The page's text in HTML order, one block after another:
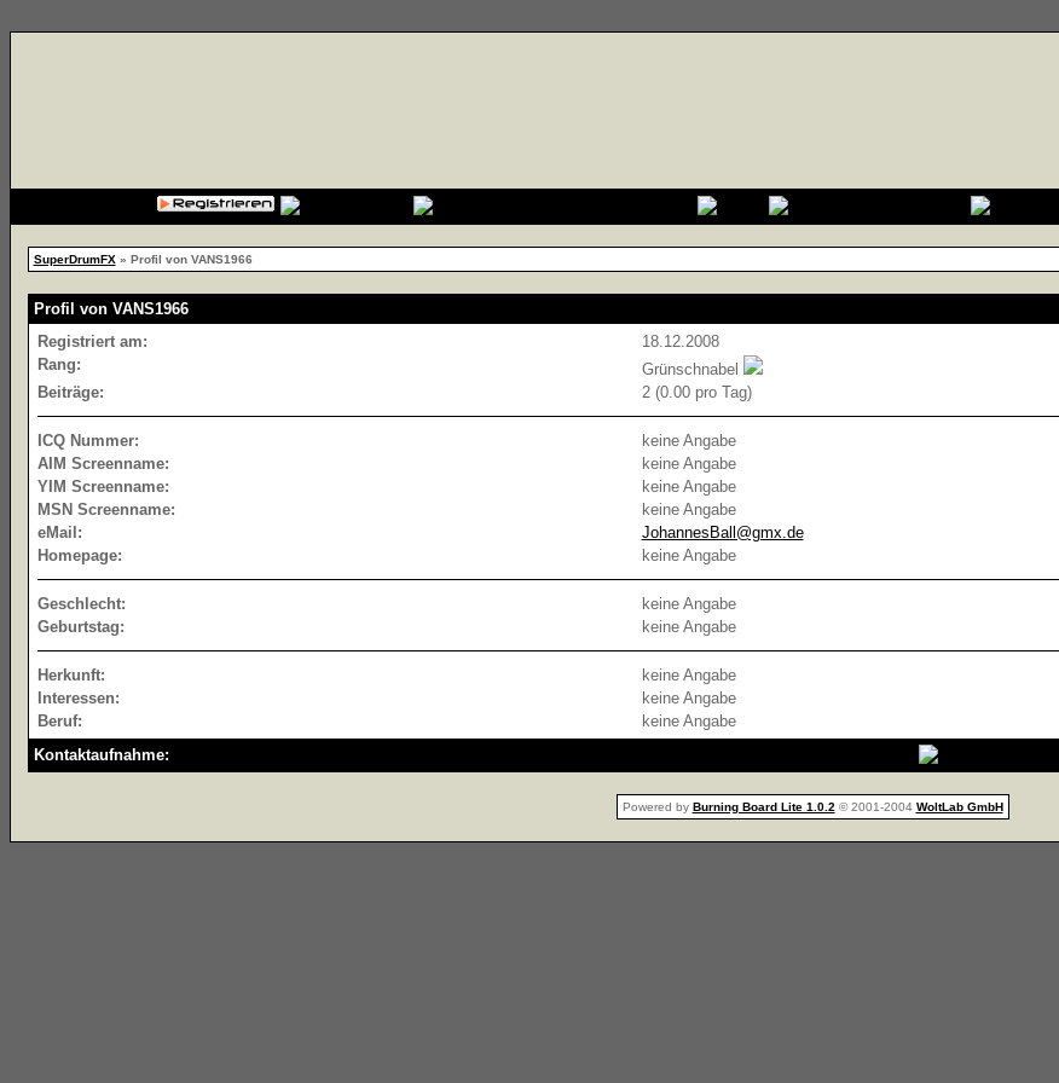
SuperDrumFX» Profil von VANS1966
Profil von VANS1966
Registriert am:
18.12.2008
Rang:
Grünschnabel
Beiträge:
2 (0.00 pro Tag)
ICQ Nummer:
keine Angabe
AIM Screenname:
keine Angabe
YIM Screenname:
keine Angabe
MSN Screenname:
keine Angabe
eMail:
JohannesBall@gmx.de
Homepage:
keine Angabe
Geschlecht:
keine Angabe
Geburtstag:
keine Angabe
Herkunft:
keine Angabe
Interessen:
keine Angabe
Beruf:
keine Angabe
Kontaktaufnahme:
Powered by Burning Board Lite 1.0.2 © 2001-2004 WoltLab GmbH